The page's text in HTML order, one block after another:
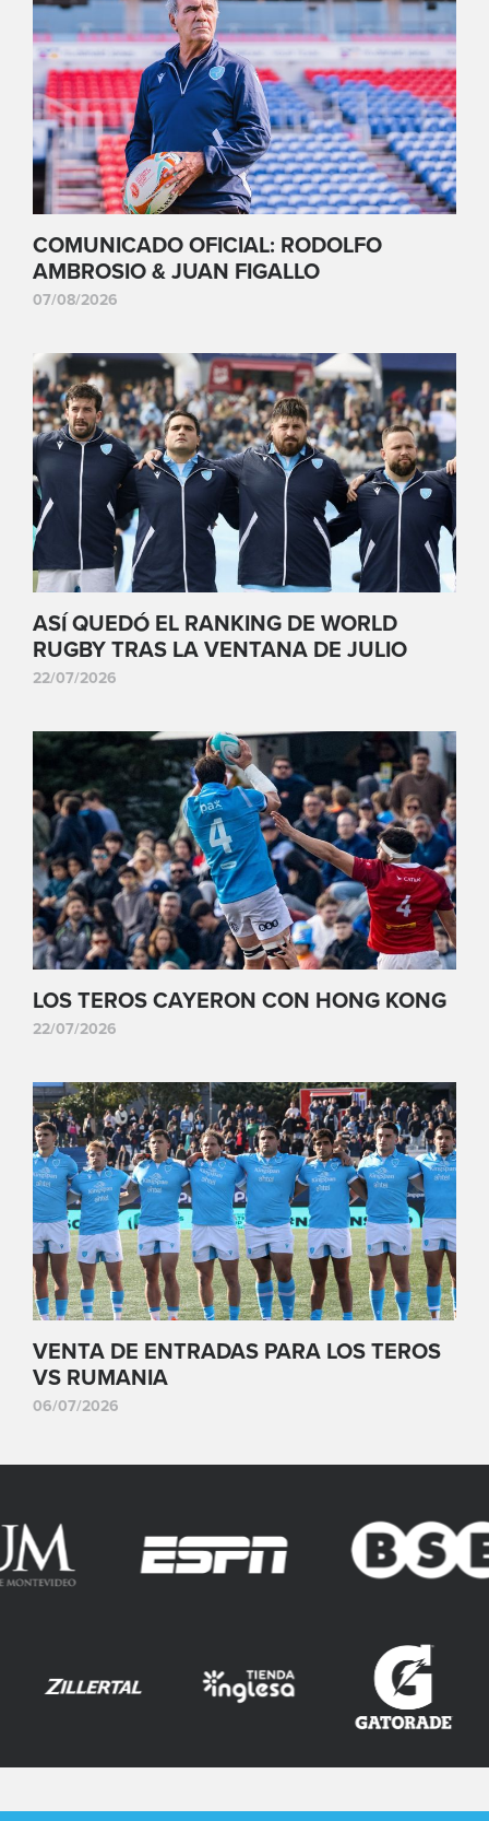
COMUNICADO OFICIAL: RODOLFO
AMBROSIO & JUAN FIGALLO
07/08/2026
ASÍ QUEDÓ EL RANKING DE WORLD
RUGBY TRAS LA VENTANA DE JULIO
22/07/2026
LOS TEROS CAYERON CON HONG KONG
22/07/2026
VENTA DE ENTRADAS PARA LOS TEROS
VS RUMANIA
06/07/2026